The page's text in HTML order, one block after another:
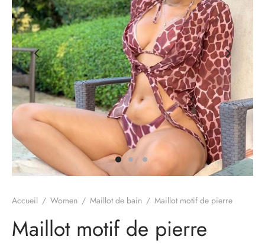
Accueil / Women / Maillot de bain / Maillot motif de pierre
Maillot motif de pierre